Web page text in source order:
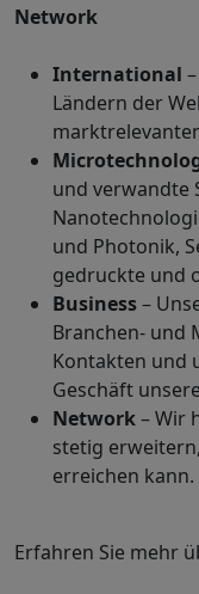
Network
International
Ländern der
und verwandte
und Photonik,
gedruckte und
Business–
Branchen- und
Kontakten und
Geschäft
Network– Wir
stetig
erreichen kann.
Erfahren Sie mehr